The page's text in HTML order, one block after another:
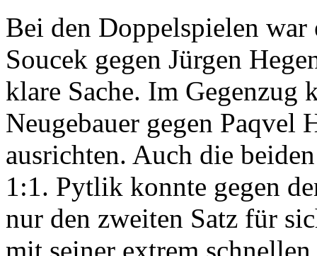
Bei den Doppelspielen
Soucek gegen Jürgen
klare Sache. Im
Neugebauer gegen
ausrichten. Auch die
1:1. Pytlik konnte gegen
nur den zweiten Satz für
mit seiner extrem